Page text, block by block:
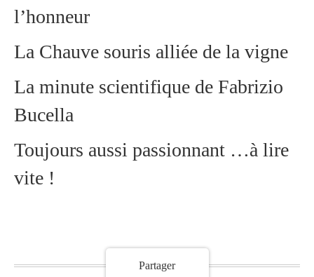
l’honneur
La Chauve souris alliée de la vigne
La minute scientifique de Fabrizio
Bucella
Toujours aussi passionnant …à lire
vite !
Partager